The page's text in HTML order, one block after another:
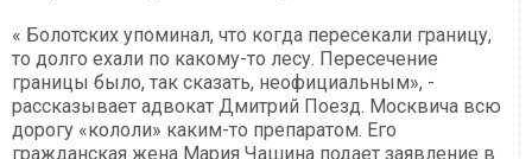
« Болотских упоминал, что когда пересекали границу,
то долго ехали по какому-то лесу. Пересечение
границы было, так сказать, неофициальным», -
рассказывает адвокат Дмитрий Поезд. Москвича всю
дорогу «кололи» каким-то препаратом. Его
гражданская жена Мария Чашина подает заявление в